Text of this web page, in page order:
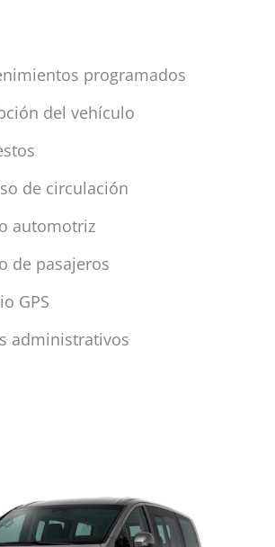
programados
del vehículo
de circulación
automotriz
de pasajeros
GPS
administrativos